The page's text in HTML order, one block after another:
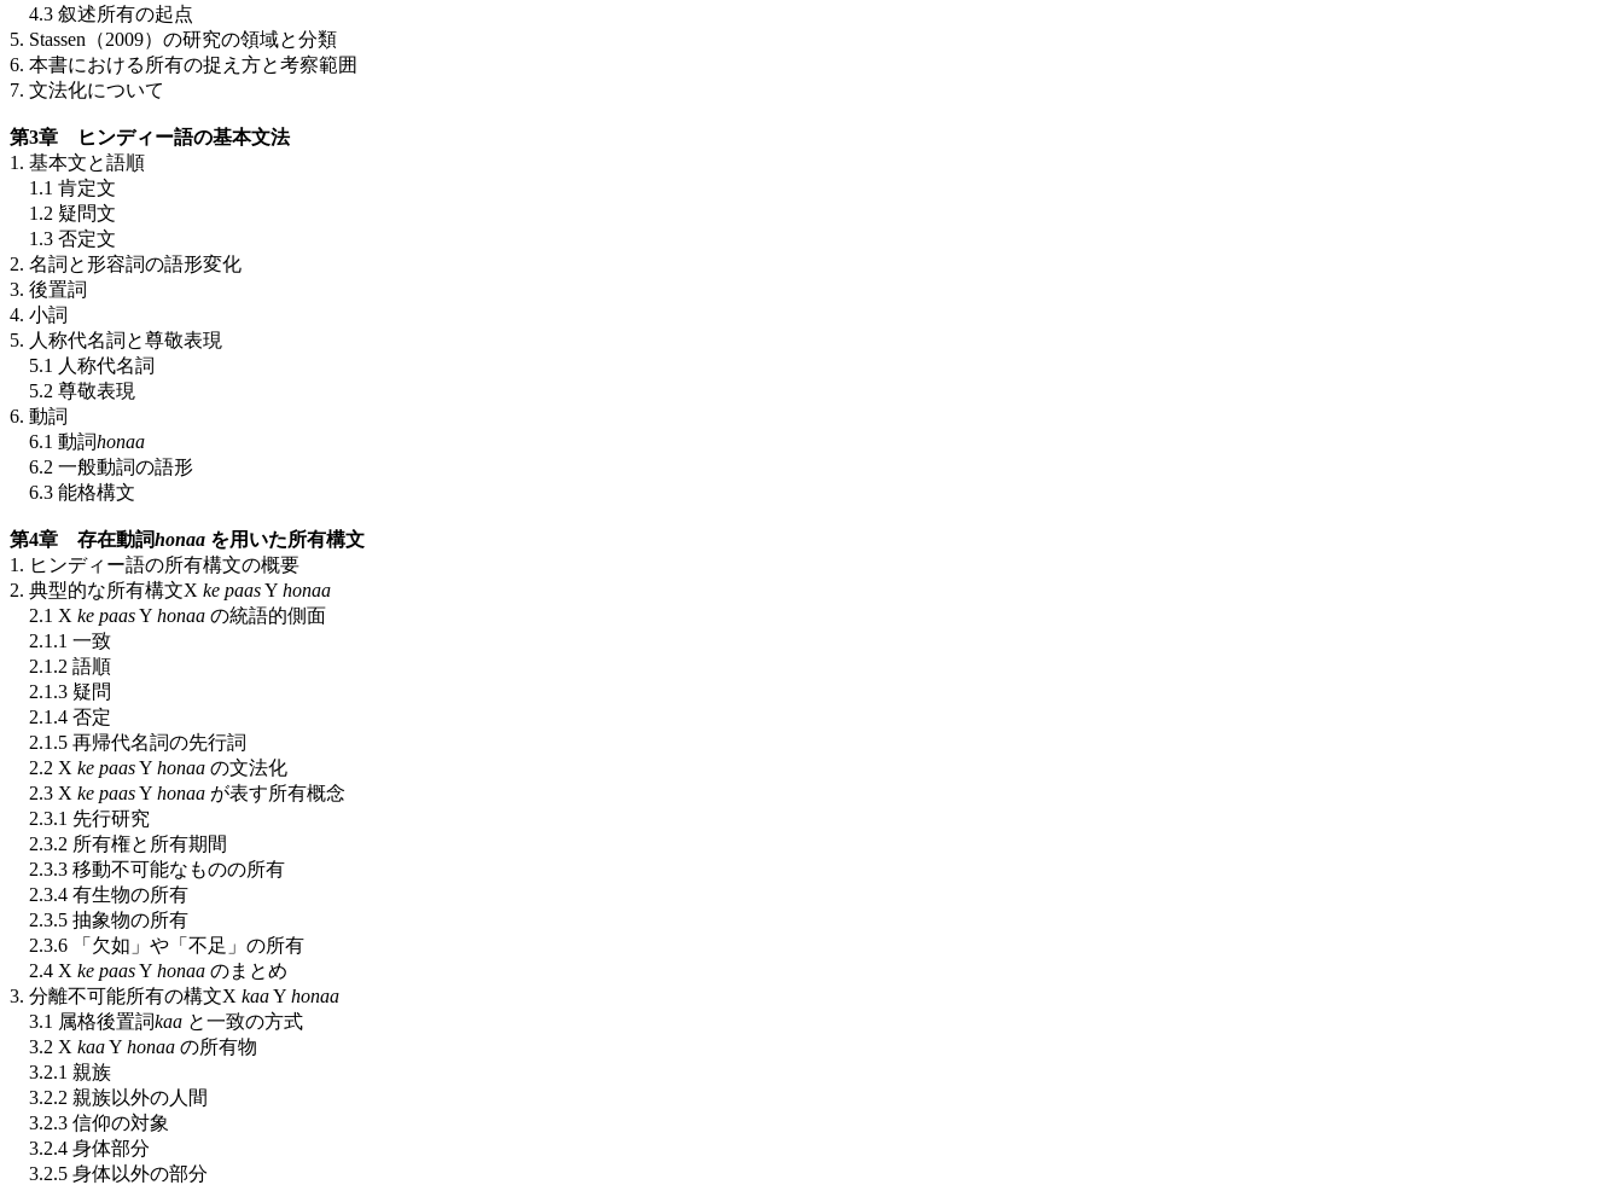
4.3 叙述所有の起点
5. Stassen（2009）の研究の領域と分類
6. 本書における所有の捉え方と考察範囲
7. 文法化について
第3章 ヒンディー語の基本文法
1. 基本文と語順
1.1 肯定文
1.2 疑問文
1.3 否定文
2. 名詞と形容詞の語形変化
3. 後置詞
4. 小詞
5. 人称代名詞と尊敬表現
5.1 人称代名詞
5.2 尊敬表現
6. 動詞
6.1 動詞honaa
6.2 一般動詞の語形
6.3 能格構文
第4章 存在動詞honaa を用いた所有構文
1. ヒンディー語の所有構文の概要
2. 典型的な所有構文X ke paasY honaa
2.1 X ke paasY honaa の統語的側面
2.1.1 一致
2.1.2 語順
2.1.3 疑問
2.1.4 否定
2.1.5 再帰代名詞の先行詞
2.2 X ke paasY honaa の文法化
2.3 X ke paasY honaa が表す所有概念
2.3.1 先行研究
2.3.2 所有権と所有期間
2.3.3 移動不可能なものの所有
2.3.4 有生物の所有
2.3.5 抽象物の所有
2.3.6 「欠如」や「不足」の所有
2.4 X ke paasY honaa のまとめ
3. 分離不可能所有の構文X kaaY honaa
3.1 属格後置詞kaa と一致の方式
3.2 X kaaY honaa の所有物
3.2.1 親族
3.2.2 親族以外の人間
3.2.3 信仰の対象
3.2.4 身体部分
3.2.5 身体以外の部分